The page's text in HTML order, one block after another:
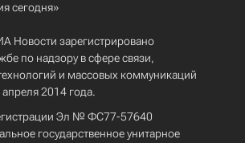
сегодня»
Новости зарегистрировано
по надзору в сфере связи,
и массовых коммуникаций
2014 года.
Эл № ФС77-57640
государственное унитарное